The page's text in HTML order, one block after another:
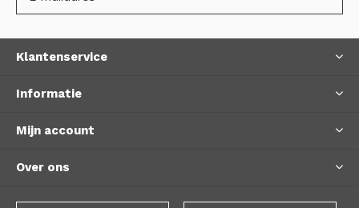
Klantenservice
Informatie
Mijn account
Over ons